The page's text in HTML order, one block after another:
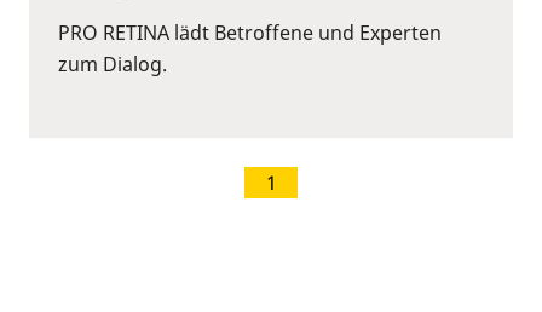
PRO RETINA lädt Betroffene und Experten
zum Dialog.
1